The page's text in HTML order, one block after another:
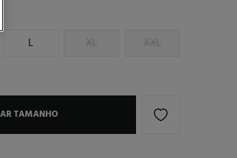
L XL XXL
TAMANHO